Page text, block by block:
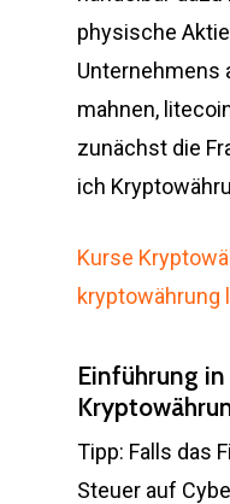
physische
Unternehmens
mahnen,
zunächst die
ich
Kurse
kryptowährung
Einführung
Tipp: Falls das
Steuer auf